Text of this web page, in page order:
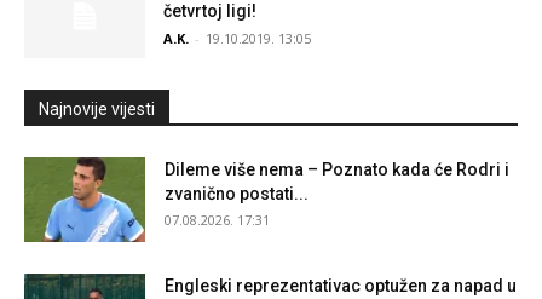
četvrtoj ligi!
A.K. - 19.10.2019. 13:05
Najnovije vijesti
Dileme više nema – Poznato kada će Rodri i
zvanično postati...
07.08.2026. 17:31
Engleski reprezentativac optužen za napad u